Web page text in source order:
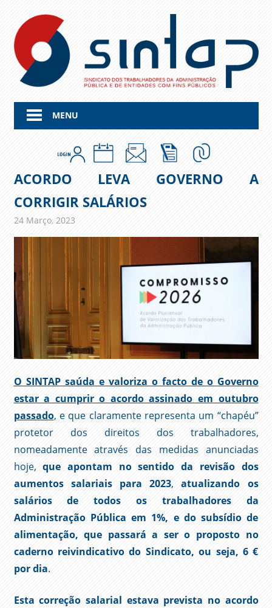
content
MENU
ACORDO LEVA GOVERNO A
CORRIGIR SALÁRIOS
24 Março, 2023
O SINTAP saúda e valoriza o facto de o Governo
estar a cumprir o acordo assinado em outubro
passado, e que claramente representa um “chapéu”
protetor dos direitos dos trabalhadores,
nomeadamente através das medidas anunciadas
hoje, que apontam no sentido da revisão dos
aumentos salariais para 2023,atualizando os
salários de todos os trabalhadores da
Administração Pública em 1%, e do subsídio de
alimentação, que passará a ser o proposto no
caderno reivindicativo do Sindicato, ou seja, 6 €
por dia.
Esta correção salarial estava prevista no acordo